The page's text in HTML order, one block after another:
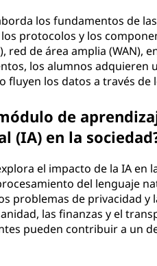
los fundamentos de
protocolos y los
red de área amplia (WAN),
los alumnos adquieren
fluyen los datos a través
de
(IA) en la
el impacto de la IA en
del lenguaje
problemas de privacidad y
las finanzas y el
pueden contribuir a un